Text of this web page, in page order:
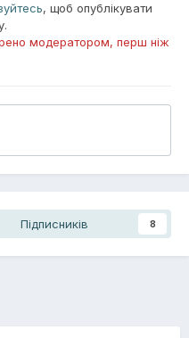
, щоб опублікувати
модератором, перш ніж
Підписників 8